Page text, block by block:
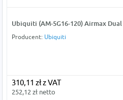
Ubiquiti (AM-5G16-120) Airmax Dual
Producent: Ubiquiti
310,11 zł z VAT
252,12 zł netto